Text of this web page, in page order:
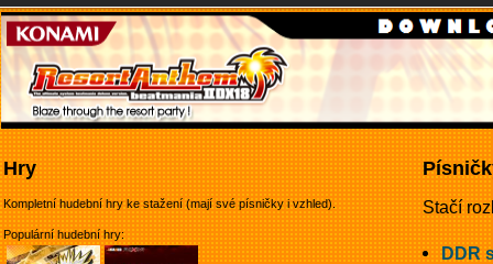
Hry
Kompletní hudební hry ke stažení (mají své písničky i vzhled).
Populární hudební hry:
Stačí
DDR